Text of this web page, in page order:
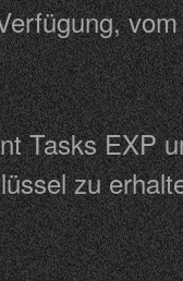
Tasks EXP
zu